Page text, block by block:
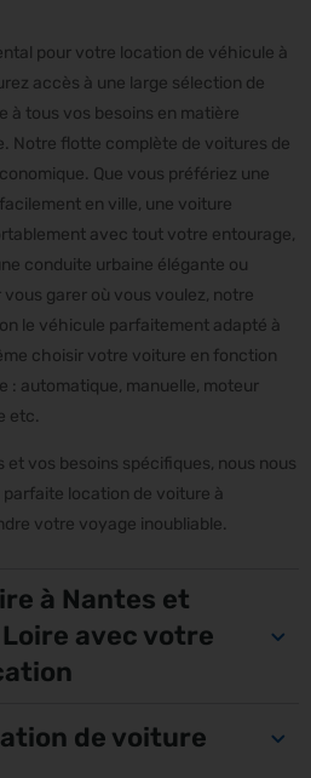
pour votre location de véhicule à
accès à une large sélection de
à tous vos besoins en matière
Notre flotte complète de voitures de
Que vous préfériez une
en ville, une voiture
avec tout votre entourage,
conduite urbaine élégante ou
garer où vous voulez, notre
le véhicule parfaitement adapté à
choisir votre voiture en fonction
: automatique, manuelle, moteur
etc.
vos besoins spécifiques, nous nous
location de voiture à
votre voyage inoubliable.
à Nantes et
avec votre
de voiture